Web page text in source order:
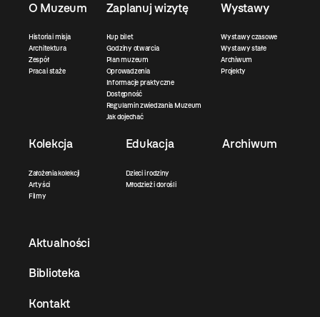
O Muzeum
Historia i misja
Architektura
Zespół
Praca i staże
Zaplanuj wizytę
Kup bilet
Godziny otwarcia
Plan muzeum
Oprowadzenia
Informacje praktyczne
Dostępność
Regulamin zwiedzania Muzeum
Jak dojechać
Wystawy
Wystawy czasowe
Wystawy stałe
Archiwum
Projekty
Kolekcja
Założenia kolekcji
Artyści
Filmy
Edukacja
Dzieci i rodziny
Młodzież i dorośli
Archiwum
Aktualności
Biblioteka
Kontakt